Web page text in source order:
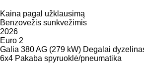
Kaina pagal užklausimą
Benzovežis sunkvežimis
2026
Euro 2
Galia 380 AG (279 kW) Degalai
6x4 Pakaba spyruoklė/pneumatika